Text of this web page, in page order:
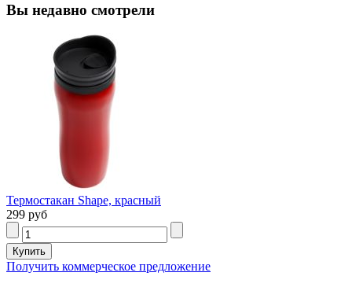
Вы недавно смотрели
Термостакан Shape, красный
299 руб
Получить коммерческое предложение